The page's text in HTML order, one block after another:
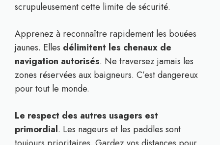
scrupuleusement cette limite de sécurité.
Apprenez à reconnaître rapidement les bouées
jaunes. Elles délimitent les chenaux de
navigation autorisés. Ne traversez jamais les
zones réservées aux baigneurs. C’est dangereux
pour tout le monde.
Le respect des autres usagers est
primordial. Les nageurs et les paddles sont